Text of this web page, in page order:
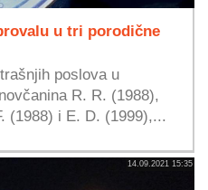
u tri porodične
poslova u
R. R. (1988),
(1988) i E. D. (1999),...
14.09.2021 15:35